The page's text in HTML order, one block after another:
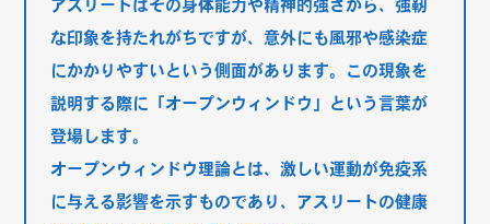
アスリートはその身体能力や精神的強さから、強靭
な印象を持たれがちですが、意外にも風邪や感染症
にかかりやすいという側面があります。この現象を
説明する際に「オープンウィンドウ」という言葉が
登場します。
オープンウィンドウ理論とは、激しい運動が免疫系
に与える影響を示すものであり、アスリートの健康